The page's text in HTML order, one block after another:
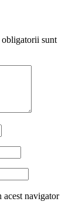
sunt
acest navigator